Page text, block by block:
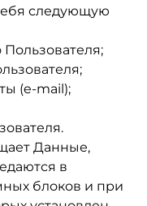
следующую
Пользователя;
(e-mail);
Данные,
в
блоков и при